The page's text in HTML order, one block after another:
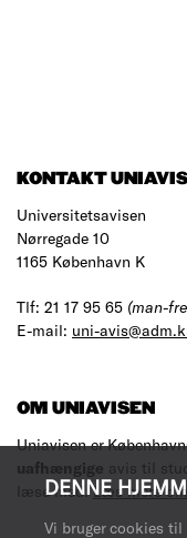
DENNE
Vi bruger cookies
KONTAKT
Universitetsavisen
Nørregade 10
1165 København K
Tlf: 21 17 95 65 (man-
E-mail: uni-
OM UNIAVISEN
Uniavisen er
uafhængige avis til
læse med.Læs mere